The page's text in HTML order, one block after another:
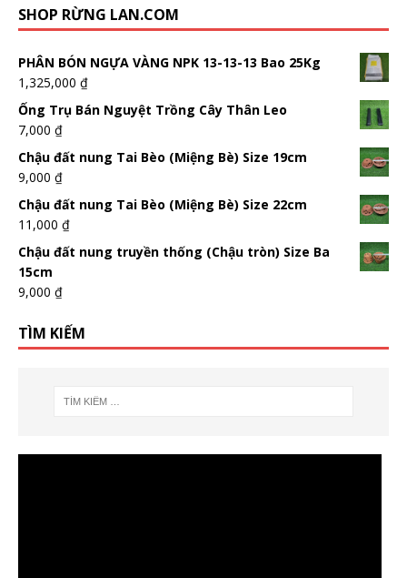
SHOP RỪNG LAN.COM
PHÂN BÓN NGỰA VÀNG NPK 13-13-13 Bao 25Kg
1,325,000 ₫
Ống Trụ Bán Nguyệt Trồng Cây Thân Leo
7,000 ₫
Chậu đất nung Tai Bèo (Miệng Bè) Size 19cm
9,000 ₫
Chậu đất nung Tai Bèo (Miệng Bè) Size 22cm
11,000 ₫
Chậu đất nung truyền thống (Chậu tròn) Size Ba
15cm
9,000 ₫
TÌM KIẾM